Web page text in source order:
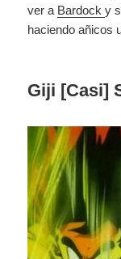
ver a Bardocky
haciendo añicos
Giji [Casi]